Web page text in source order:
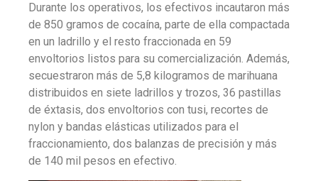
Durante los operativos, los efectivos incautaron más
de 850 gramos de cocaína, parte de ella compactada
en un ladrillo y el resto fraccionada en 59
envoltorios listos para su comercialización. Además,
secuestraron más de 5,8 kilogramos de marihuana
distribuidos en siete ladrillos y trozos, 36 pastillas
de éxtasis, dos envoltorios con tusi, recortes de
nylon y bandas elásticas utilizados para el
fraccionamiento, dos balanzas de precisión y más
de 140 mil pesos en efectivo.